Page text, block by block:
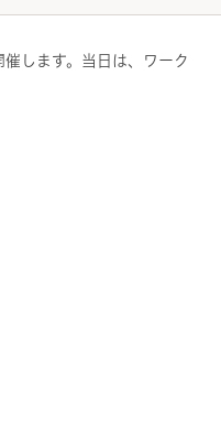
します。当日は、ワーク